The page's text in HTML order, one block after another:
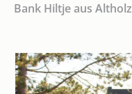
Bank Hiltje aus Altholz